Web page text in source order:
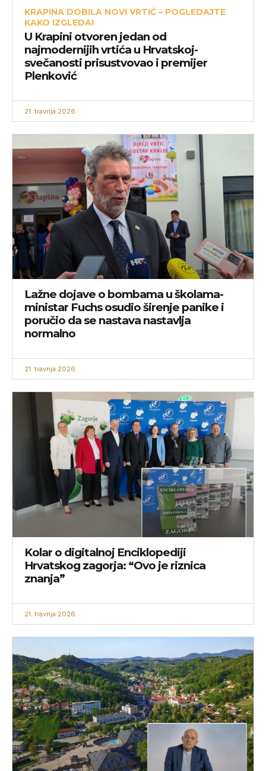
KRAPINA DOBILA NOVI VRTIĆ – POGLEDAJTE
KAKO IZGLEDA!
U Krapini otvoren jedan od
najmodernijih vrtića u Hrvatskoj-
svečanosti prisustvovao i premijer
Plenković
21. travnja 2026.
Lažne dojave o bombama u školama-
ministar Fuchs osudio širenje panike i
poručio da se nastava nastavlja
normalno
21. travnja 2026.
Kolar o digitalnoj Enciklopediji
Hrvatskog zagorja: “Ovo je riznica
znanja”
21. travnja 2026.